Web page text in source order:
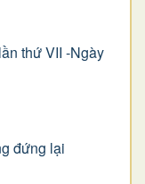
thứ VII -Ngày
đứng lại